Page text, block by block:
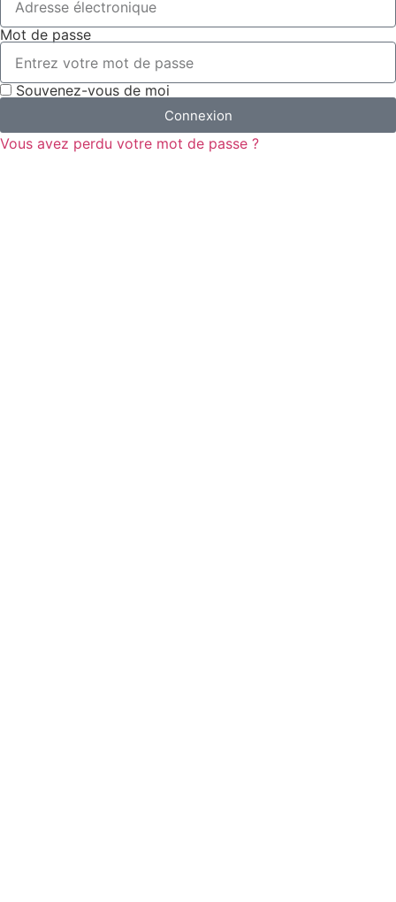
Mot de passe
Souvenez-vous de moi
Connexion
Vous avez perdu votre mot de passe ?